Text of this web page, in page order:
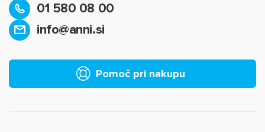
01 580 08 00
info@anni.si
Pomoč pri nakupu